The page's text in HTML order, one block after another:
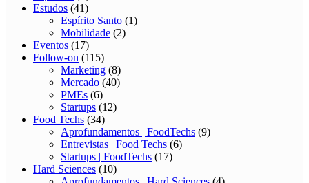
Estudos (41)
Espírito Santo (1)
Mobilidade (2)
Eventos (17)
Follow-on (115)
Marketing (8)
Mercado (40)
PMEs (6)
Startups (12)
Food Techs (34)
Aprofundamentos | FoodTechs (9)
Entrevistas | Food Techs (6)
Startups | FoodTechs (17)
Hard Sciences (10)